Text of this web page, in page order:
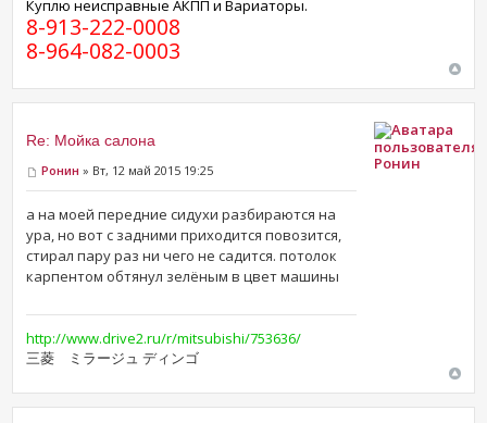
Куплю неисправные АКПП и Вариаторы.
8-913-222-0008
8-964-082-0003
Re: Мойка салона
Ронин » Вт, 12 май 2015 19:25
а на моей передние сидухи разбираются на
ура, но вот с задними приходится повозится,
стирал пару раз ни чего не садится. потолок
карпентом обтянул зелёным в цвет машины
http://www.drive2.ru/r/mitsubishi/753636/
三菱 ミラージュ ディンゴ
Ронин